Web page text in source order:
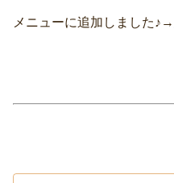
メニューに追加しました♪→